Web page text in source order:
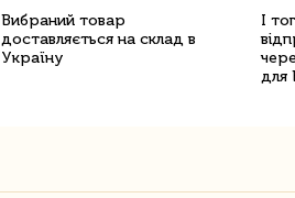
Вибраний товар
доставляється на склад в
Україну
І
для